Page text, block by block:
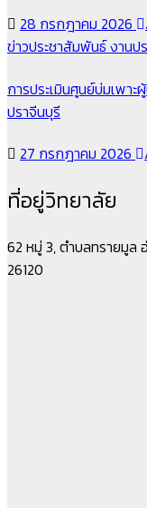
28 กรกฎาคม 2026
ข่าวประชาสัมพันธ์งานป
การประเมินศูนย์บ่มเพา
ปราจีนบุรี
27 กรกฎาคม 2026
ที่อยู่วิทยาลัย
62 หมู่ 3, ตำบลทรายมูล
26120